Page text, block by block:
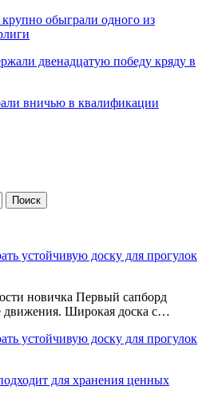
обыграли одного из
двенадцатую победу кряду в
вничью в квалификации
устойчивую доску для прогулок
новичка Первый сапборд
движения. Широкая доска с…
устойчивую доску для прогулок
для хранения ценных